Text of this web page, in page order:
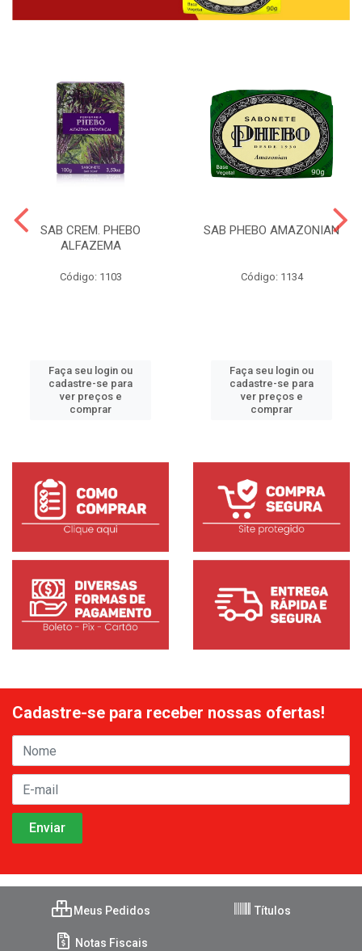
SAB CREM. PHEBO
ALFAZEMA
Código: 1103
Faça seu login ou
cadastre-se para
ver preços e
comprar
SAB PHEBO AMAZONIAN
Código: 1134
Faça seu login ou
cadastre-se para
ver preços e
comprar
Cadastre-se para receber nossas ofertas!
Meus Pedidos Títulos
Notas Fiscais